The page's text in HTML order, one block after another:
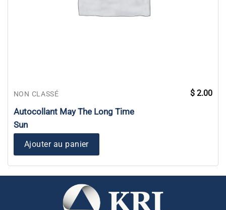
NON CLASSÉ
Autocollant May The Long Time
Sun
$ 2.00
Ajouter au panier